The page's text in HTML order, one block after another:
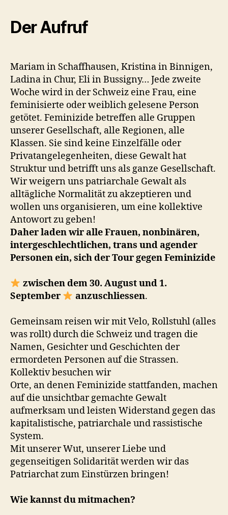
Der Aufruf
Mariam in Schaffhausen, Kristina in Binnigen,
Ladina in Chur, Eli in Bussigny… Jede zweite
Woche wird in der Schweiz eine Frau, eine
feminisierte oder weiblich gelesene Person
getötet. Feminizide betreffen alle Gruppen
unserer Gesellschaft, alle Regionen, alle
Klassen. Sie sind keine Einzelfälle oder
Privatangelegenheiten, diese Gewalt hat
Struktur und betrifft uns als ganze Gesellschaft.
Wir weigern uns patriarchale Gewalt als
alltägliche Normalität zu akzeptieren und
wollen uns organisieren, um eine kollektive
Antowort zu geben!
Daher laden wir alle Frauen, nonbinären,
intergeschlechtlichen, trans und agender
Personen ein, sich der Tour gegen Feminizide
zwischen dem 30. August und 1.
September
anzuschliessen.
Gemeinsam reisen wir mit Velo, Rollstuhl (alles
was rollt) durch die Schweiz und tragen die
Namen, Gesichter und Geschichten der
ermordeten Personen auf die Strassen.
Kollektiv besuchen wir
Orte, an denen Feminizide stattfanden, machen
auf die unsichtbar gemachte Gewalt
aufmerksam und leisten Widerstand gegen das
kapitalistische, patriarchale und rassistische
System.
Mit unserer Wut, unserer Liebe und
gegenseitigen Solidarität werden wir das
Patriarchat zum Einstürzen bringen!
Wie kannst du mitmachen?